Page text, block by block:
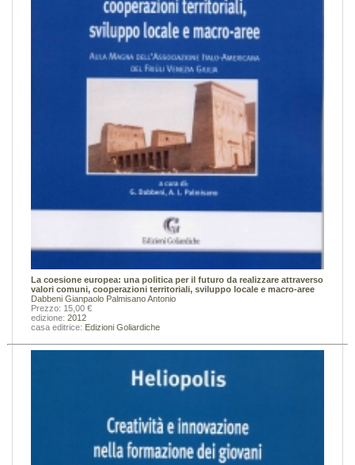
La coesione europea: una politica per il futuro da realizzare attraverso
valori comuni, cooperazioni territoriali, sviluppo locale e macro-aree
Dabbeni Gianpaolo Palmisano Antonio
Prezzo: 15,00 €
edizione: 2012
casa editrice: Edizioni Goliardiche